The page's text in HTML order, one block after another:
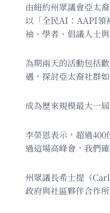
由紐約州眾議會亞太
以「全民AI：AAPI領
袖、學者、倡議人士
為期兩天的活動包括
遇，探討亞太裔社群
成為歷來規模最大一屆
李榮恩表示，超過
過這場高峰會，我們
州眾議長希士提（
政府與社區夥伴合作